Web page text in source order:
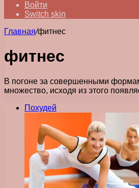
Войти
Switch skin
Главная/фитнес
фитнес
В погоне за совершенными
множество, исходя из этого
Похудей